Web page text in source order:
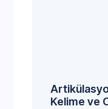
Kelime ve